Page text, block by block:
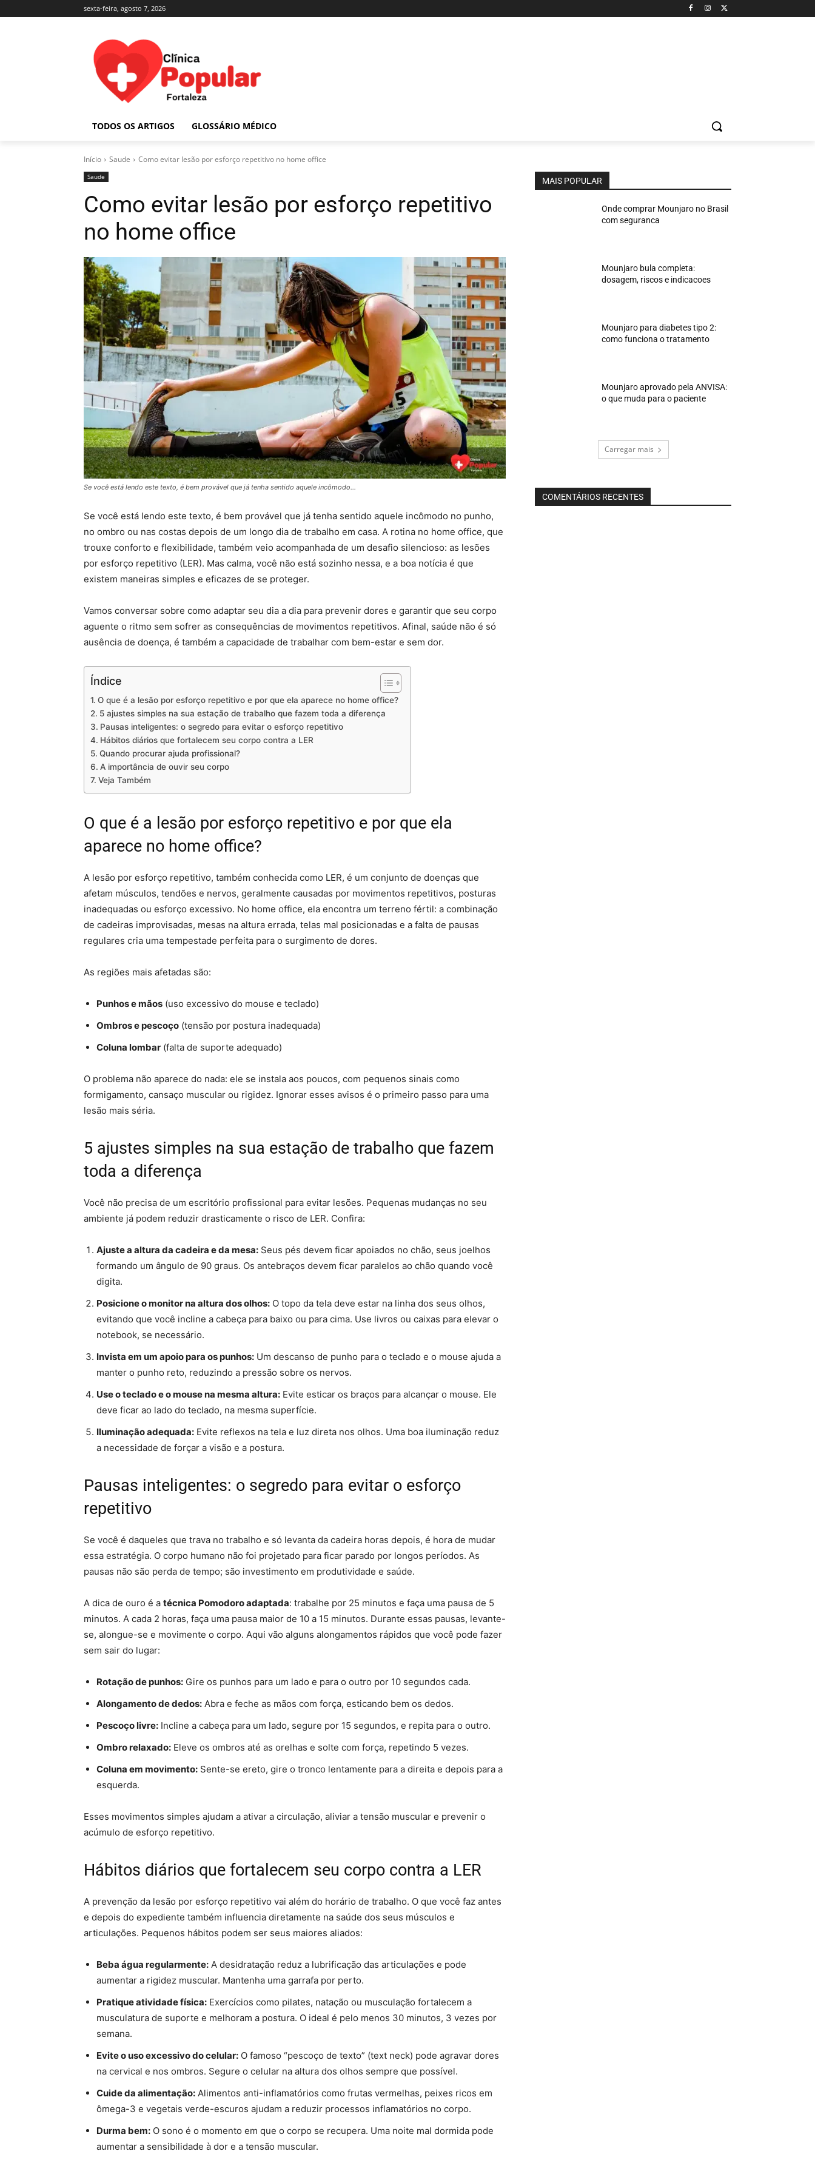
sexta-feira, agosto 7, 2026
TODOS OS ARTIGOS GLOSSÁRIO MÉDICO
Início Saude Como evitar lesão por esforço repetitivo no home office
Saude
Como evitar lesão por esforço repetitivo
no home office
Se você está lendo este texto, é bem provável que já tenha sentido aquele incômodo…
Se você está lendo este texto, é bem provável que já tenha sentido aquele incômodo no punho,
no ombro ou nas costas depois de um longo dia de trabalho em casa. A rotina no home office, que
trouxe conforto e flexibilidade, também veio acompanhada de um desafio silencioso: as lesões
por esforço repetitivo (LER). Mas calma, você não está sozinho nessa, e a boa notícia é que
existem maneiras simples e eficazes de se proteger.
Vamos conversar sobre como adaptar seu dia a dia para prevenir dores e garantir que seu corpo
aguente o ritmo sem sofrer as consequências de movimentos repetitivos. Afinal, saúde não é só
ausência de doença, é também a capacidade de trabalhar com bem-estar e sem dor.
Índice
O que é a lesão por esforço repetitivo e por que ela aparece no home office?
5 ajustes simples na sua estação de trabalho que fazem toda a diferença
Pausas inteligentes: o segredo para evitar o esforço repetitivo
Hábitos diários que fortalecem seu corpo contra a LER
Quando procurar ajuda profissional?
A importância de ouvir seu corpo
Veja Também
O que é a lesão por esforço repetitivo e por que ela
aparece no home office?
A lesão por esforço repetitivo, também conhecida como LER, é um conjunto de doenças que
afetam músculos, tendões e nervos, geralmente causadas por movimentos repetitivos, posturas
inadequadas ou esforço excessivo. No home office, ela encontra um terreno fértil: a combinação
de cadeiras improvisadas, mesas na altura errada, telas mal posicionadas e a falta de pausas
regulares cria uma tempestade perfeita para o surgimento de dores.
As regiões mais afetadas são:
Punhos e mãos (uso excessivo do mouse e teclado)
Ombros e pescoço (tensão por postura inadequada)
Coluna lombar (falta de suporte adequado)
O problema não aparece do nada: ele se instala aos poucos, com pequenos sinais como
formigamento, cansaço muscular ou rigidez. Ignorar esses avisos é o primeiro passo para uma
lesão mais séria.
5 ajustes simples na sua estação de trabalho que fazem
toda a diferença
Você não precisa de um escritório profissional para evitar lesões. Pequenas mudanças no seu
ambiente já podem reduzir drasticamente o risco de LER. Confira:
Ajuste a altura da cadeira e da mesa: Seus pés devem ficar apoiados no chão, seus joelhos
formando um ângulo de 90 graus. Os antebraços devem ficar paralelos ao chão quando você
digita.
Posicione o monitor na altura dos olhos: O topo da tela deve estar na linha dos seus olhos,
evitando que você incline a cabeça para baixo ou para cima. Use livros ou caixas para elevar o
notebook, se necessário.
Invista em um apoio para os punhos: Um descanso de punho para o teclado e o mouse ajuda a
manter o punho reto, reduzindo a pressão sobre os nervos.
Use o teclado e o mouse na mesma altura: Evite esticar os braços para alcançar o mouse. Ele
deve ficar ao lado do teclado, na mesma superfície.
Iluminação adequada: Evite reflexos na tela e luz direta nos olhos. Uma boa iluminação reduz
a necessidade de forçar a visão e a postura.
Pausas inteligentes: o segredo para evitar o esforço
repetitivo
Se você é daqueles que trava no trabalho e só levanta da cadeira horas depois, é hora de mudar
essa estratégia. O corpo humano não foi projetado para ficar parado por longos períodos. As
pausas não são perda de tempo; são investimento em produtividade e saúde.
A dica de ouro é a técnica Pomodoro adaptada: trabalhe por 25 minutos e faça uma pausa de 5
minutos. A cada 2 horas, faça uma pausa maior de 10 a 15 minutos. Durante essas pausas, levante-
se, alongue-se e movimente o corpo. Aqui vão alguns alongamentos rápidos que você pode fazer
sem sair do lugar:
Rotação de punhos: Gire os punhos para um lado e para o outro por 10 segundos cada.
Alongamento de dedos: Abra e feche as mãos com força, esticando bem os dedos.
Pescoço livre: Incline a cabeça para um lado, segure por 15 segundos, e repita para o outro.
Ombro relaxado: Eleve os ombros até as orelhas e solte com força, repetindo 5 vezes.
Coluna em movimento: Sente-se ereto, gire o tronco lentamente para a direita e depois para a
esquerda.
Esses movimentos simples ajudam a ativar a circulação, aliviar a tensão muscular e prevenir o
acúmulo de esforço repetitivo.
Hábitos diários que fortalecem seu corpo contra a LER
A prevenção da lesão por esforço repetitivo vai além do horário de trabalho. O que você faz antes
e depois do expediente também influencia diretamente na saúde dos seus músculos e
articulações. Pequenos hábitos podem ser seus maiores aliados:
Beba água regularmente: A desidratação reduz a lubrificação das articulações e pode
aumentar a rigidez muscular. Mantenha uma garrafa por perto.
Pratique atividade física: Exercícios como pilates, natação ou musculação fortalecem a
musculatura de suporte e melhoram a postura. O ideal é pelo menos 30 minutos, 3 vezes por
semana.
Evite o uso excessivo do celular: O famoso “pescoço de texto” (text neck) pode agravar dores
na cervical e nos ombros. Segure o celular na altura dos olhos sempre que possível.
Cuide da alimentação: Alimentos anti-inflamatórios como frutas vermelhas, peixes ricos em
ômega-3 e vegetais verde-escuros ajudam a reduzir processos inflamatórios no corpo.
Durma bem: O sono é o momento em que o corpo se recupera. Uma noite mal dormida pode
aumentar a sensibilidade à dor e a tensão muscular.
MAIS POPULAR
Onde comprar Mounjaro no Brasil
com seguranca
Mounjaro bula completa:
dosagem, riscos e indicacoes
Mounjaro para diabetes tipo 2:
como funciona o tratamento
Mounjaro aprovado pela ANVISA:
o que muda para o paciente
Carregar mais
COMENTÁRIOS RECENTES